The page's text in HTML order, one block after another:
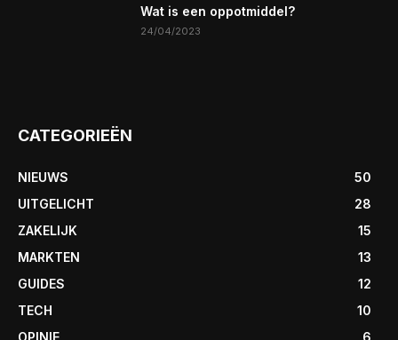
Wat is een oppotmiddel?
24/04/2023
CATEGORIEËN
NIEUWS
50
UITGELICHT
28
ZAKELIJK
15
MARKTEN
13
GUIDES
12
TECH
10
OPINIE
6